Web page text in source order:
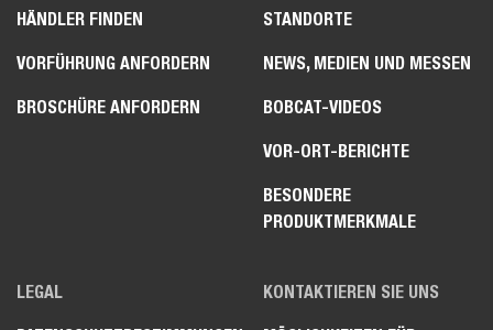
HÄNDLER FINDEN
VORFÜHRUNG ANFORDERN
BROSCHÜRE ANFORDERN
STANDORTE
NEWS, MEDIEN UND MESSEN
BOBCAT-VIDEOS
VOR-ORT-BERICHTE
BESONDERE
PRODUKTMERKMALE
LEGAL KONTAKTIEREN SIE UNS